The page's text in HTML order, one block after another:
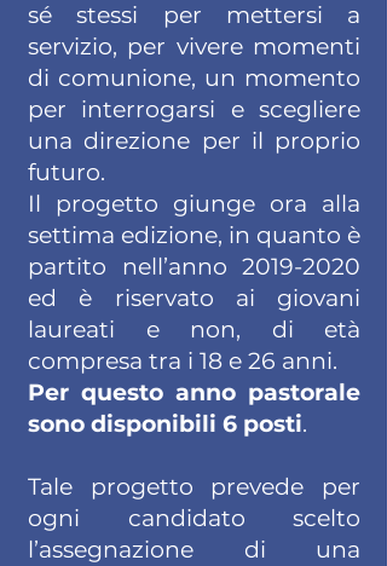
sé stessi per mettersi a
servizio, per vivere momenti
di comunione, un momento
per interrogarsi e scegliere
una direzione per il proprio
futuro.
Il progetto giunge ora alla
settima edizione, in quanto è
partito nell’anno 2019-2020
ed è riservato ai giovani
laureati e non, di età
compresa tra i 18 e 26 anni.
Per questo anno pastorale
sono disponibili 6 posti.
Tale progetto prevede per
ogni candidato scelto
l’assegnazione di una